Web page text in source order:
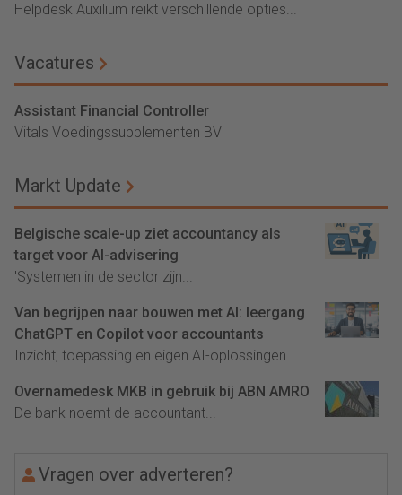
Helpdesk Auxilium reikt verschillende opties...
Vacatures
Assistant Financial Controller
Vitals Voedingssupplementen BV
Markt Update
Belgische scale-up ziet accountancy als
target voor AI-advisering
'Systemen in de sector zijn...
Van begrijpen naar bouwen met AI: leergang
ChatGPT en Copilot voor accountants
Inzicht, toepassing en eigen AI-oplossingen...
Overnamedesk MKB in gebruik bij ABN AMRO
De bank noemt de accountant...
Vragen over adverteren?